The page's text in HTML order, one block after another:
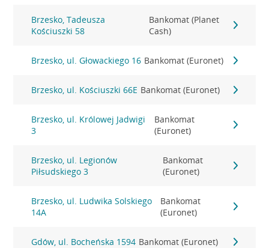
Brzesko, Tadeusza
Kościuszki 58
Bankomat (Planet
Cash)
Brzesko, ul. Głowackiego 16 Bankomat (Euronet)
Brzesko, ul. Kościuszki 66E Bankomat (Euronet)
Brzesko, ul. Królowej Jadwigi
3
Bankomat
(Euronet)
Brzesko, ul. Legionów
Piłsudskiego 3
Bankomat
(Euronet)
Brzesko, ul. Ludwika Solskiego
14A
Bankomat
(Euronet)
Gdów, ul. Bocheńska 1594 Bankomat (Euronet)